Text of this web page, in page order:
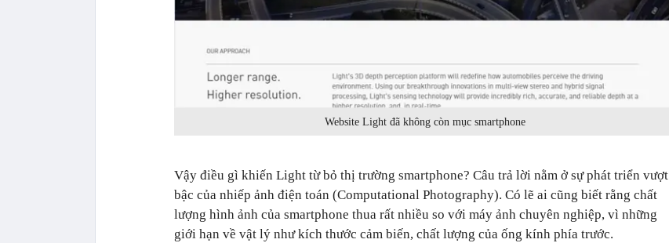
Website Light đã không còn mục smartphone
Vậy điều gì khiến Light từ bỏ thị trường smartphone? Câu trả lời nằm ở sự phát triển vượt
bậc của nhiếp ảnh điện toán (Computational Photography). Có lẽ ai cũng biết rằng chất
lượng hình ảnh của smartphone thua rất nhiều so với máy ảnh chuyên nghiệp, vì những
giới hạn về vật lý như kích thước cảm biến, chất lượng của ống kính phía trước.